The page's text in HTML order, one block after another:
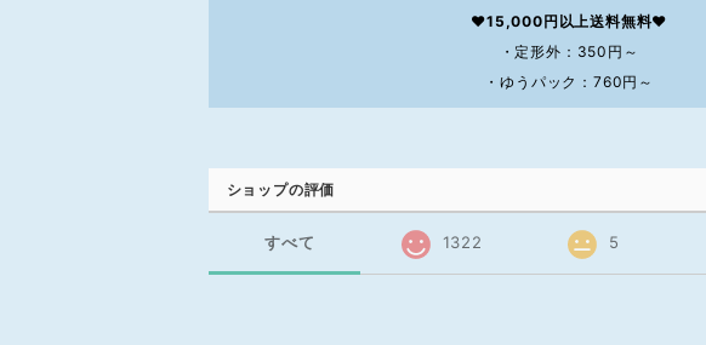
❤15,000円以上送料無料❤
・定形外：350円～
・ゆうパック：760円～
ショップの評価
すべて 1322 5